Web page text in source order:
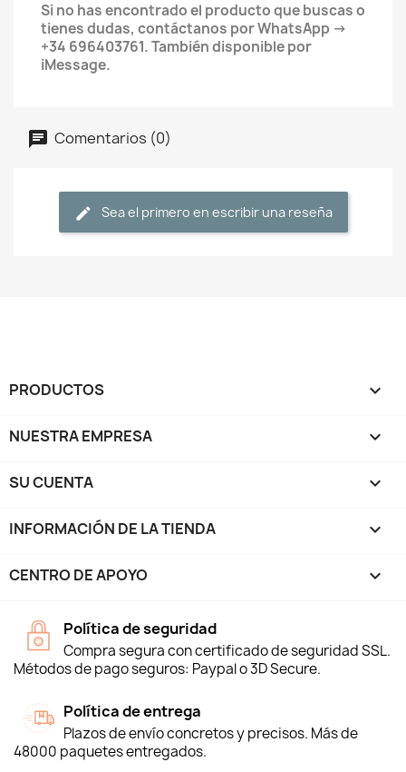
Si no has encontrado el producto que buscas o
tienes dudas, contáctanos por WhatsApp →
+34 696403761. También disponible por
iMessage.
Comentarios (0)
Sea el primero en escribir una reseña
PRODUCTOS 
NUESTRA EMPRESA 
SU CUENTA 
INFORMACIÓN DE LA TIENDA keyboard_arrow_down
CENTRO DE APOYO 
Política de seguridad
Compra segura con certificado de seguridad SSL.
Métodos de pago seguros: Paypal o 3D Secure.
Política de entrega
Plazos de envío concretos y precisos. Más de
48000 paquetes entregados.